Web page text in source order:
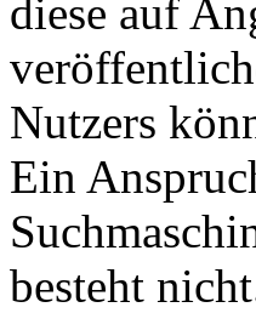
diese auf
Nutzers
Ein
besteht